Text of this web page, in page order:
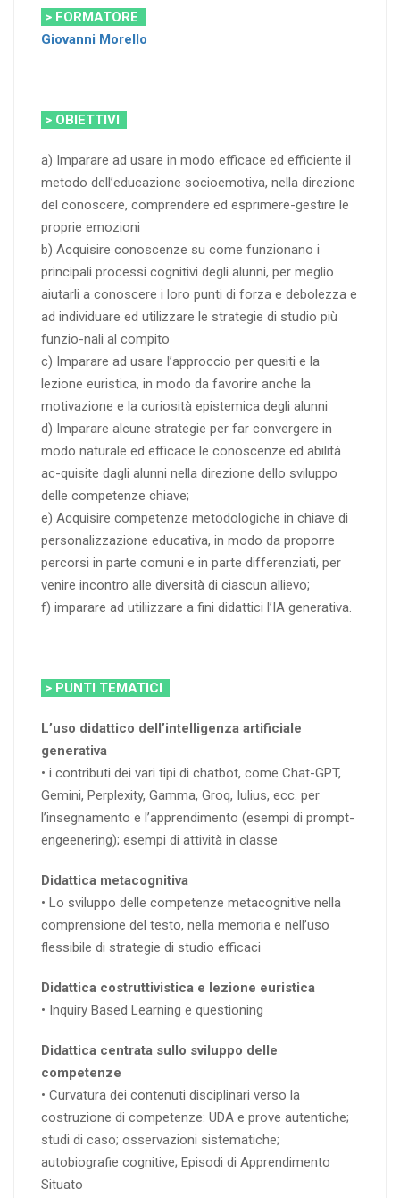
> FORMATORE
Giovanni Morello
> OBIETTIVI
a) Imparare ad usare in modo efficace ed efficiente il
metodo dell’educazione socioemotiva, nella direzione
del conoscere, comprendere ed esprimere-gestire le
proprie emozioni
b) Acquisire conoscenze su come funzionano i
principali processi cognitivi degli alunni, per meglio
aiutarli a conoscere i loro punti di forza e debolezza e
ad individuare ed utilizzare le strategie di studio più
funzio-nali al compito
c) Imparare ad usare l’approccio per quesiti e la
lezione euristica, in modo da favorire anche la
motivazione e la curiosità epistemica degli alunni
d) Imparare alcune strategie per far convergere in
modo naturale ed efficace le conoscenze ed abilità
ac-quisite dagli alunni nella direzione dello sviluppo
delle competenze chiave;
e) Acquisire competenze metodologiche in chiave di
personalizzazione educativa, in modo da proporre
percorsi in parte comuni e in parte differenziati, per
venire incontro alle diversità di ciascun allievo;
f) imparare ad utiliizzare a fini didattici l’IA generativa.
> PUNTI TEMATICI
L’uso didattico dell’intelligenza artificiale
generativa
• i contributi dei vari tipi di chatbot, come Chat-GPT,
Gemini, Perplexity, Gamma, Groq, Iulius, ecc. per
l’insegnamento e l’apprendimento (esempi di prompt-
engeenering); esempi di attività in classe
Didattica metacognitiva
• Lo sviluppo delle competenze metacognitive nella
comprensione del testo, nella memoria e nell’uso
flessibile di strategie di studio efficaci
Didattica costruttivistica e lezione euristica
• Inquiry Based Learning e questioning
Didattica centrata sullo sviluppo delle
competenze
• Curvatura dei contenuti disciplinari verso la
costruzione di competenze: UDA e prove autentiche;
studi di caso; osservazioni sistematiche;
autobiografie cognitive; Episodi di Apprendimento
Situato